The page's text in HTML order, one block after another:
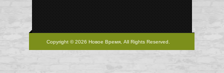
Copyright © 2026 Новое Время, All Rights Reserved.